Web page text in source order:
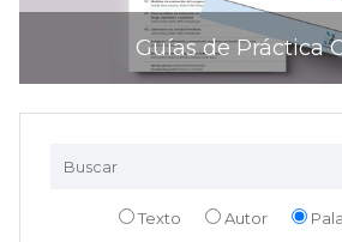
Guías de Práctica
Texto Autor